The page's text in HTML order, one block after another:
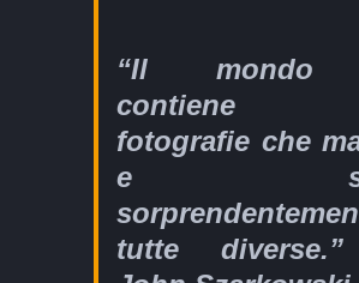
“Il mondo
contiene
fotografie che
e
tutte